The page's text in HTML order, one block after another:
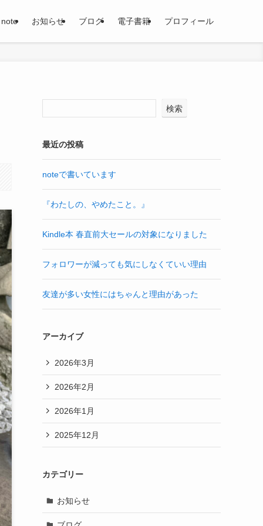
note お知らせ ブログ 電子書籍 プロフィール
検索
最近の投稿
noteで書いています
『わたしの、やめたこと。』
Kindle本 春直前大セールの対象になりました
フォロワーが減っても気にしなくていい理由
友達が多い女性にはちゃんと理由があった
アーカイブ
2026年3月
2026年2月
2026年1月
2025年12月
カテゴリー
お知らせ